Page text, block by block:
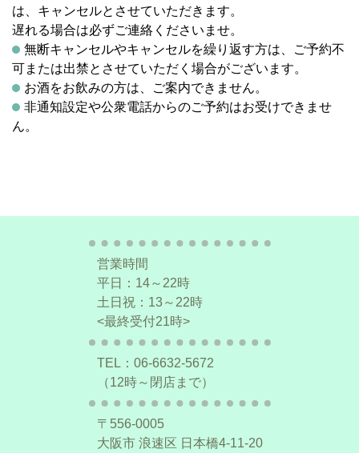
は、キャンセルとさせていただきます。
遅れる場合は必ずご連絡くださいませ。
無断キャンセルやキャンセルを繰り返す方は、ご予約不
可または出禁とさせていただく場合がございます。
お酒をお飲みの方は、ご案内できません。
非通知設定や公衆電話からのご予約はお受けできませ
ん。
営業時間
平日：14～22時
土日祝：13～22時
<最終受付21時>
TEL：06-6632-5672
（12時～閉店まで）
〒556-0005
大阪市 浪速区 日本橋4-11-20